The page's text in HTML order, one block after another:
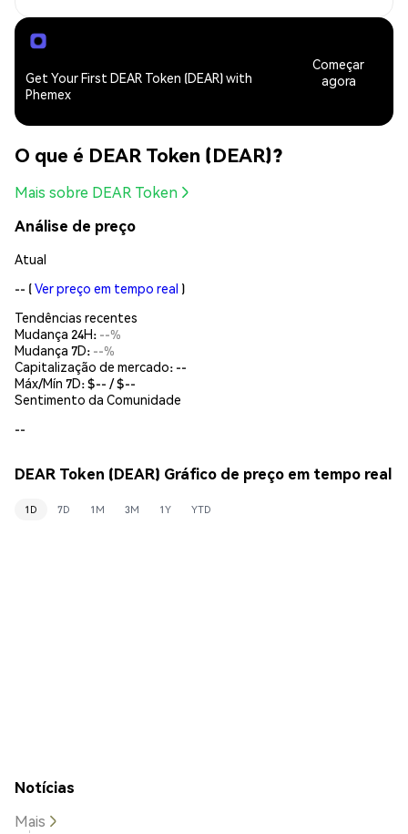
Get Your First DEAR Token (DEAR) with
Phemex
Começar
agora
O que é DEAR Token (DEAR)?
Mais sobre DEAR Token
Análise de preço
Atual
-- (Ver preço em tempo real )
Tendências recentes
Mudança 24H: --%
Mudança 7D: --%
Capitalização de mercado: --
Máx/Mín 7D: $-- / $--
Sentimento da Comunidade
--
DEAR Token (DEAR) Gráfico de preço em tempo real
1D 7D 1M 3M 1Y YTD
Notícias
Mais